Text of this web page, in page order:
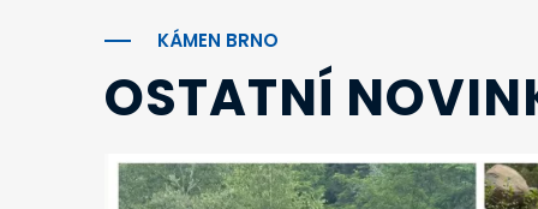
KÁMEN BRNO
OSTATNÍ